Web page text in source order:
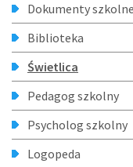
Dokumenty szkolne
Biblioteka
Świetlica
Pedagog szkolny
Psycholog szkolny
Logopeda